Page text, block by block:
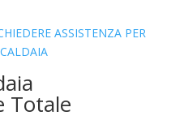
ASSISTENZA PER
Totale